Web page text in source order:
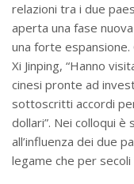
relazioni tra i due
aperta una fase
una forte espansione.
Xi Jinping, “Hanno
cinesi pronte ad
sottoscritti accordi
dollari”. Nei colloqui
all’influenza dei due
legame che per secoli